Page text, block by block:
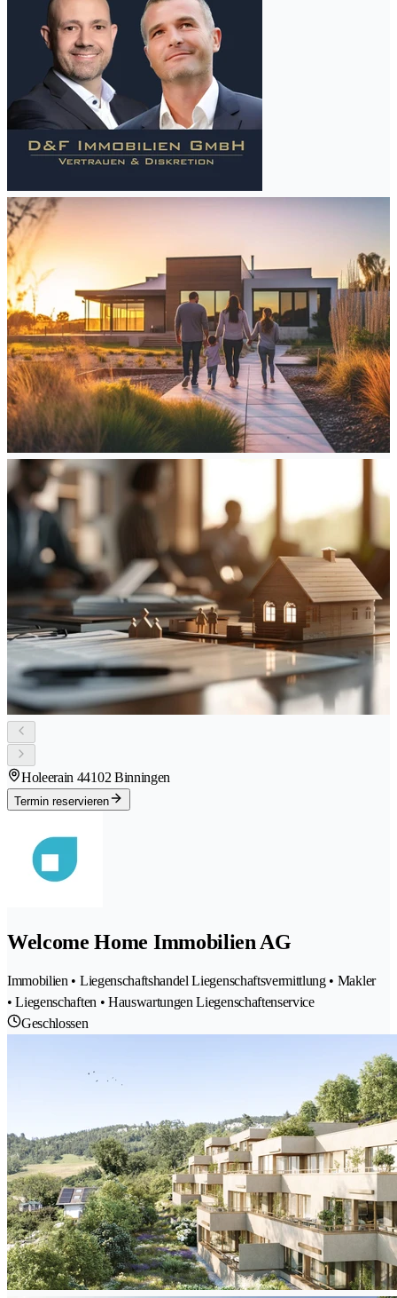
Holeerain 44102 Binningen
Termin reservieren
Welcome Home Immobilien AG
Immobilien • Liegenschaftshandel Liegenschaftsvermittlung • Makler
• Liegenschaften • Hauswartungen Liegenschaftenservice
Geschlossen